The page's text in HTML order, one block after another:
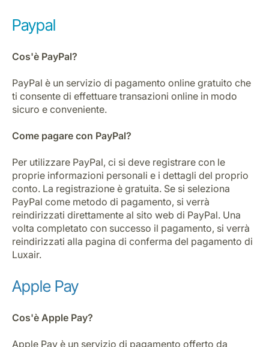
Paypal
Cos'è PayPal?
PayPal è un servizio di pagamento online gratuito che
ti consente di effettuare transazioni online in modo
sicuro e conveniente.
Come pagare con PayPal?
Per utilizzare PayPal, ci si deve registrare con le
proprie informazioni personali e i dettagli del proprio
conto. La registrazione è gratuita. Se si seleziona
PayPal come metodo di pagamento, si verrà
reindirizzati direttamente al sito web di PayPal. Una
volta completato con successo il pagamento, si verrà
reindirizzati alla pagina di conferma del pagamento di
Luxair.
Apple Pay
Cos'è Apple Pay?
Apple Pay è un servizio di pagamento offerto da